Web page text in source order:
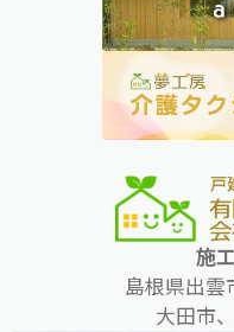
施
島根県出雲
大田市